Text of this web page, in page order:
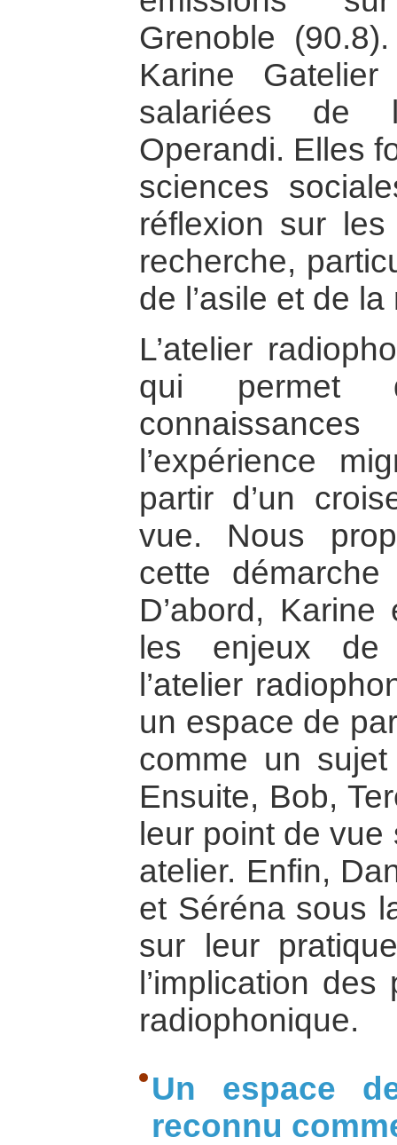
Grenoble
Karine
salariées de
Operandi. Elles
sciences
réflexion sur
recherche,
de l’asile et de
L’atelier
qui permet
l’expérience
partir d’un
vue. Nous
cette
D’abord,
les enjeux
l’atelier
un espace de
comme un
Ensuite, Bob,
leur point de
atelier. Enfin,
et Séréna sous
sur leur
l’implication
radiophonique.
Un espace
reconnu